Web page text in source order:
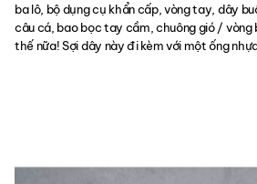
ba lô, bộ dụng cụ khẩn cấp, vòng tay, dây
câu cá, bao bọc tay cầm, chuông gió / vòng
thế nữa! Sợi dây này đi kèm với một ống